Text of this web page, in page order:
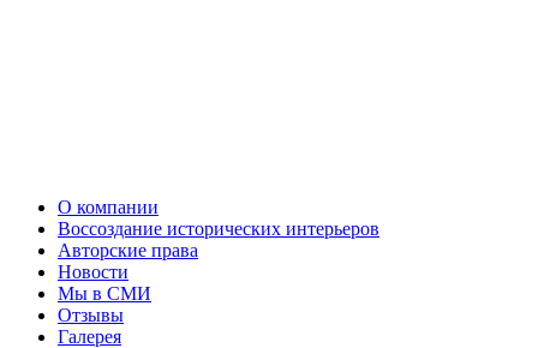
О компании
Воссоздание исторических интерьеров
Авторские права
Новости
Мы в СМИ
Отзывы
Галерея